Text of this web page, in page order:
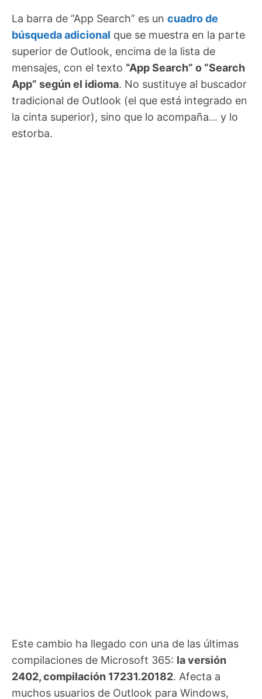
La barra de “App Search” es un cuadro de
búsqueda adicional que se muestra en la parte
superior de Outlook, encima de la lista de
mensajes, con el texto “App Search” o “Search
App” según el idioma. No sustituye al buscador
tradicional de Outlook (el que está integrado en
la cinta superior), sino que lo acompaña… y lo
estorba.
Este cambio ha llegado con una de las últimas
compilaciones de Microsoft 365: la versión
2402, compilación 17231.20182. Afecta a
muchos usuarios de Outlook para Windows,